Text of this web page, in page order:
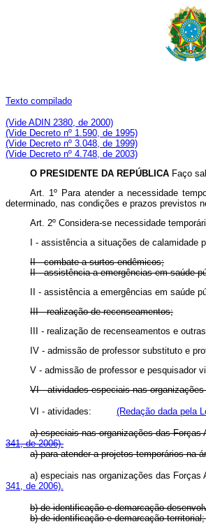
Texto compilado
(Vide ADIN 2380, de 2000)
(Vide Decreto nº 1.590, de 1995)
(Vide Decreto nº 3.048, de 1999)
(Vide Decreto nº 4.748, de 2003)
O PRESIDENTE DA REPÚBLICA Faço
Art. 1º Para atender a necessidade
determinado, nas condições e prazos previstos
Art. 2º Considera-se necessidade
I - assistência a situações de calamidade
II - combate a surtos endêmicos;
II - assistência a emergências em
II - assistência a emergências em
III - realização de recenseamentos;
III - realização de recenseamentos e
IV - admissão de professor substituto e
V - admissão de professor e pesquisador
VI - atividades especiais nas
VI - atividades: (Redação dada pela
a) especiais nas organizações das
341, de 2006).
a) para atender a projetos temporários
a) especiais nas organizações das
341, de 2006).
b) de identificação e demarcação
b) de identificação e